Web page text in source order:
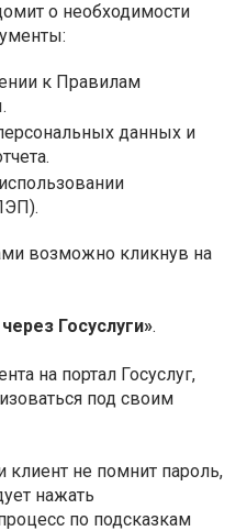
о необходимости
к Правилам
данных и
возможно кликнув на
Госуслуги».
на портал Госуслуг,
под своим
клиент не помнит пароль,
нажать
по подсказкам